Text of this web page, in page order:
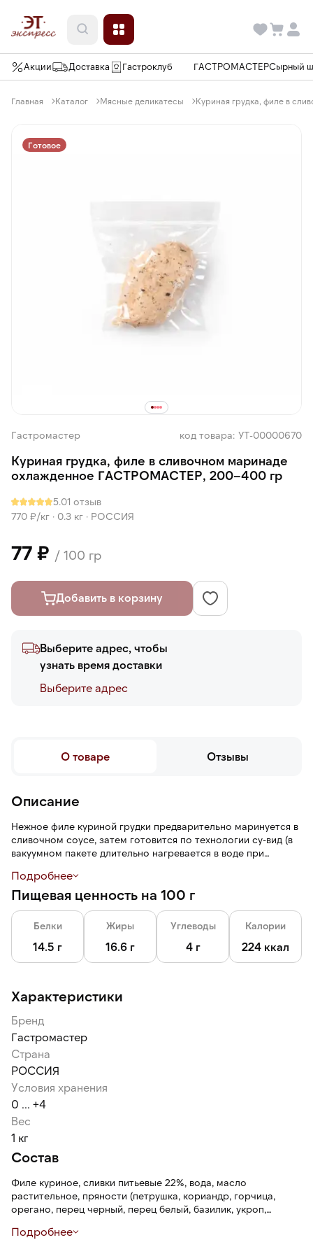
Акции Доставка Гастроклуб ГАСТРОМАСТЕРСырный
Главная Каталог Мясные деликатесы Куриная грудка, филе в
Готовое
Гастромастер код товара: УТ-00000670
Куриная грудка, филе в сливочном маринаде
охлажденное ГАСТРОМАСТЕР, 200–400 гр
5.01 отзыв
770 ₽/кг · 0.3 кг · РОССИЯ
77 ₽ / 100 гр
Добавить в корзину
Выберите адрес, чтобы
узнать время доставки
Выберите адреc
О товаре Отзывы
Описание
Нежное филе куриной грудки предварительно маринуется в
сливочном соусе, затем готовится по технологии су-вид (в
вакуумном пакете длительно нагревается в воде при
и сочную текстуру по всей толщине грудки, насыщенный
сливочный вкус и пряный аромат.
Погрузите продукт в вакуумной упаковке (сняв этикетку) в
горячую воду (около +80 °C) в течение 10—15 минут. Затем
после вскрытия продукт готов к употреблению.
вскрытия упаковки — при температуре от +2 ℃ до + 6 ℃ не
Подробнее
Пищевая ценность на 100 г
Белки
14.5 г
Жиры
16.6 г
Углеводы
4 г
Калории
224 ккал
Характеристики
Бренд
Гастромастер
Страна
РОССИЯ
Условия хранения
0 ... +4
Вес
1 кг
Состав
Филе куриное, сливки питьевые 22%, вода, масло
растительное, пряности (петрушка, кориандр, горчица,
орегано, перец черный, перец белый, базилик, укроп,
чеснок, лук репчатый , сыворотка молочная, соль,
Подробнее